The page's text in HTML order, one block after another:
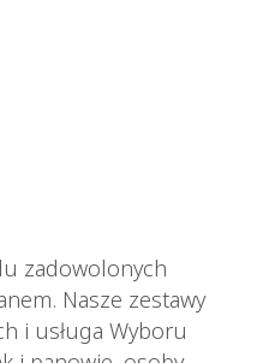
zadowolonych
Nasze zestawy
i usługa Wyboru